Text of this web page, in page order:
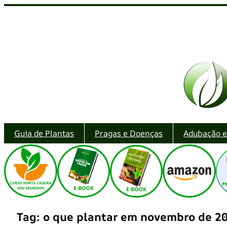
Guia de Plantas Pragas e Doenças Adubação
Tag: o que plantar em novembro de